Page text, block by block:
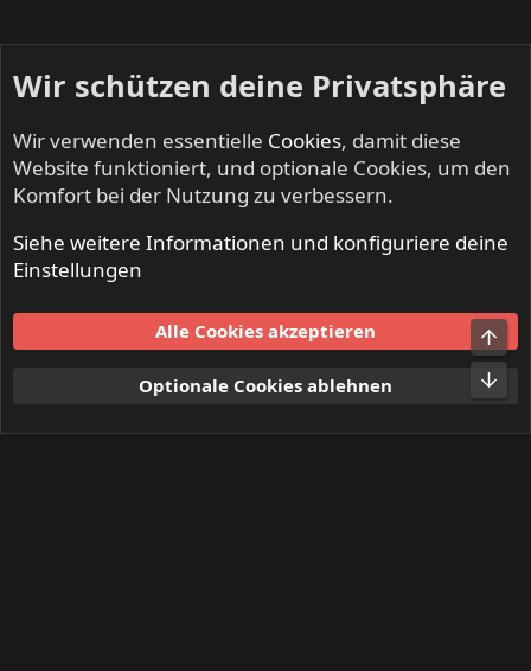
NO CLASS - Alternative & Indie
Nutzungsbedingungen
Datenschutz
S
Wir schützen deine Privatsphäre
Wir verwenden essentielle Cookies, damit diese
Website funktioniert, und optionale Cookies, um den
Komfort bei der Nutzung zu verbessern.
Siehe weitere Informationen und konfiguriere deine
Einstellungen
Alle Cookies akzeptieren
Optionale Cookies ablehnen